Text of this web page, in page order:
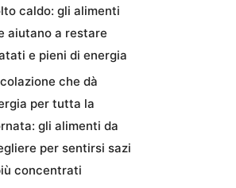
caldo: gli alimenti
aiutano a restare
e pieni di energia
che dà
per tutta la
gli alimenti da
per sentirsi sazi
concentrati